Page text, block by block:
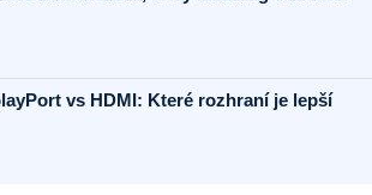
vs HDMI: Které rozhraní je lepší